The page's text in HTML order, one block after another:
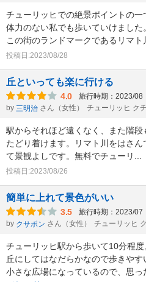
チューリッヒでの絶景ポイントの一
体力のない私でも歩いていけました。
この街のランドマークであるリマト
投稿日:2023/08/28
丘といっても楽に行ける
4.0 旅行時期：2023/08
by 三明治 さん（女性） チューリッヒ ク
駅からそれほど遠くなく、また階段
たどり着けます。リマト川をはさん
て景観よしです。無料でチューリ
投稿日:2023/08/26
簡単に上れて景色がいい
3.5 旅行時期：2023/07
by クサポン さん（女性） チューリッヒ
チューリッヒ駅から歩いて10分程度
丘にしてはなだらかなので歩きやす
小さな広場になっているので、思っ